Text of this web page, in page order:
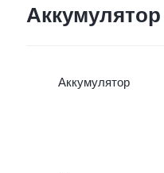
Аккумулятор
Аккумулятор